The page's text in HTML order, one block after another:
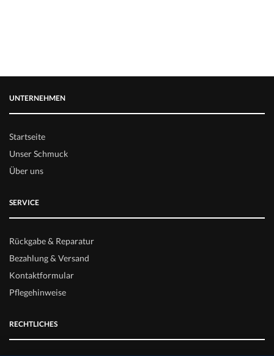
UNTERNEHMEN
Startseite
Unser Schmuck
Über uns
SERVICE
Rückgabe & Reparatur
Bezahlung & Versand
Kontaktformular
Pflegehinweise
RECHTLICHES